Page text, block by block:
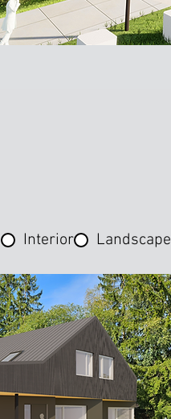
Interior Landscape